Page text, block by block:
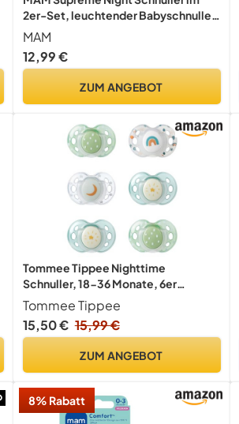
2er-Set, leuchtender Babyschnuller
für eine gesunde Zahn- und
Kieferentwicklung, beugt
Hautreizungen vor, mit Schnullerbox,
MAM
12,99 €
ZUM ANGEBOT
Tommee Tippee Nighttime
Schnuller, 18-36 Monate, 6er
Packung mit Schnullern, die im
Dunkeln leuchten mit
wiederverwendbarem
Tommee Tippee
15,50 € 15,99 €
ZUM ANGEBOT
8% Rabatt